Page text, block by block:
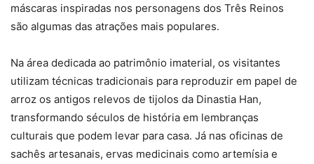
máscaras inspiradas nos personagens dos Três Reinos
são algumas das atrações mais populares.
Na área dedicada ao patrimônio imaterial, os visitantes
utilizam técnicas tradicionais para reproduzir em papel de
arroz os antigos relevos de tijolos da Dinastia Han,
transformando séculos de história em lembranças
culturais que podem levar para casa. Já nas oficinas de
sachês artesanais, ervas medicinais como artemísia e